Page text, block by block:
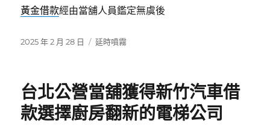
黃金借款經由當舖人員鑑定無虞後
發
2025 年 2 月 28 日
分
延時噴霧
台北公營當舖獲得新竹汽車借
款選擇廚房翻新的電梯公司